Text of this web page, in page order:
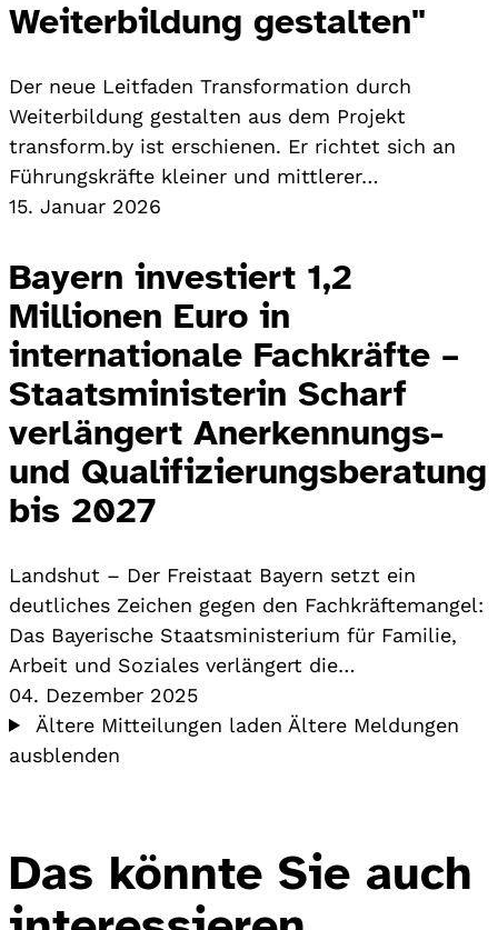
Weiterbildung gestalten"
Der neue Leitfaden Transformation durch
Weiterbildung gestalten aus dem Projekt
transform.by ist erschienen. Er richtet sich an
Führungskräfte kleiner und mittlerer…
15. Januar 2026
Bayern investiert 1,2
Millionen Euro in
internationale Fachkräfte –
Staatsministerin Scharf
verlängert Anerkennungs-
und Qualifizierungsberatung
bis 2027
Landshut – Der Freistaat Bayern setzt ein
deutliches Zeichen gegen den Fachkräftemangel:
Das Bayerische Staatsministerium für Familie,
Arbeit und Soziales verlängert die…
04. Dezember 2025
Ältere Mitteilungen laden Ältere Meldungen
ausblenden
Das könnte Sie auch